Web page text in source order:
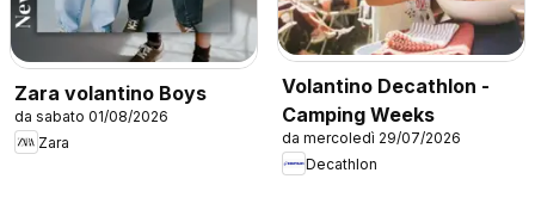
Zara volantino Boys
da sabato 01/08/2026
Zara
Volantino Decathlon -
Camping Weeks
da mercoledì 29/07/2026
Decathlon